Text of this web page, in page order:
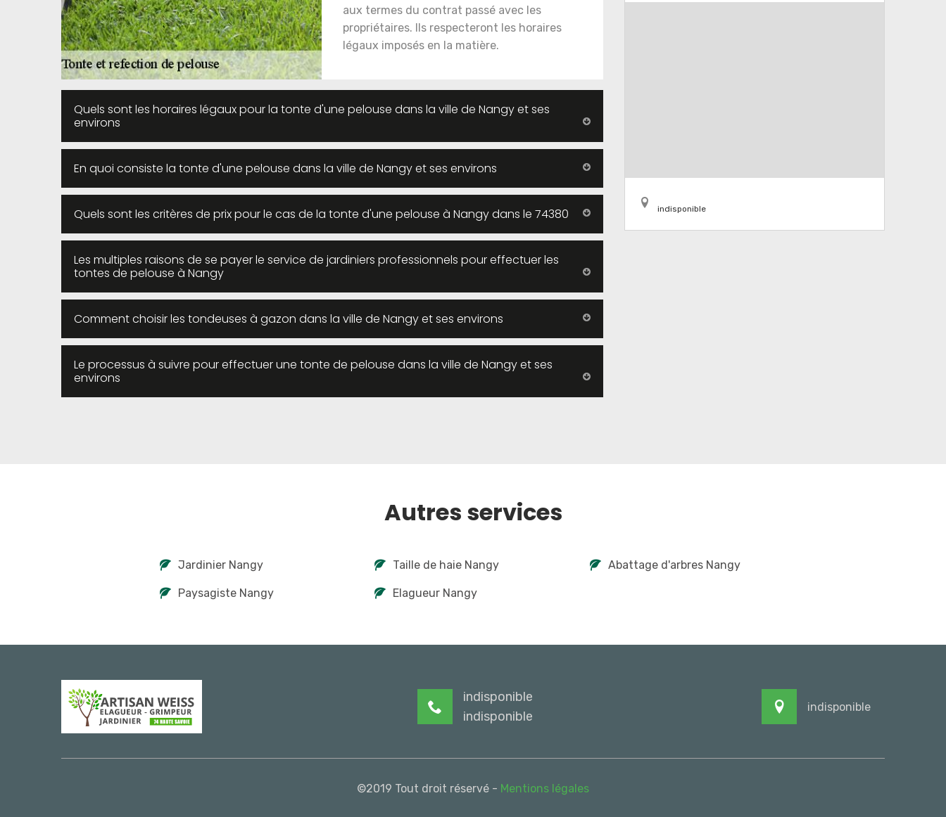
aux termes du contrat passé avec les
propriétaires. Ils respecteront les horaires
légaux imposés en la matière.
Quels sont les horaires légaux pour la tonte d'une pelouse dans la ville de Nangy et ses
environs
En quoi consiste la tonte d'une pelouse dans la ville de Nangy et ses environs
Quels sont les critères de prix pour le cas de la tonte d'une pelouse à Nangy dans le 74380
Les multiples raisons de se payer le service de jardiniers professionnels pour effectuer les
tontes de pelouse à Nangy
Comment choisir les tondeuses à gazon dans la ville de Nangy et ses environs
Le processus à suivre pour effectuer une tonte de pelouse dans la ville de Nangy et ses
environs
indisponible
Autres services
Jardinier Nangy
Paysagiste Nangy
Taille de haie Nangy
Elagueur Nangy
Abattage d'arbres Nangy
indisponible
indisponible
indisponible
©2019 Tout droit réservé - Mentions légales